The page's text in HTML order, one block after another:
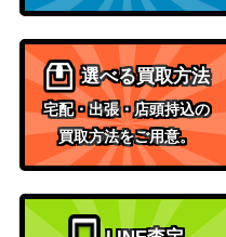
選べる買取方法
宅配・出張・店頭持込の
買取方法をご用意。